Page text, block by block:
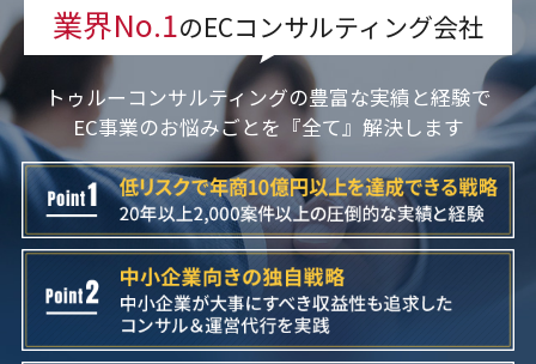
業界No.1のECコンサルティング会社
トゥルーコンサルティングの豊富な実績と経験で
EC事業のお悩みごとを『全て』解決します